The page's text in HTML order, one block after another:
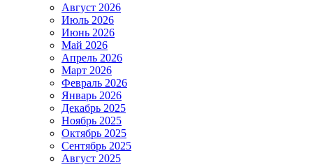
Август 2026
Июль 2026
Июнь 2026
Май 2026
Апрель 2026
Март 2026
Февраль 2026
Январь 2026
Декабрь 2025
Ноябрь 2025
Октябрь 2025
Сентябрь 2025
Август 2025